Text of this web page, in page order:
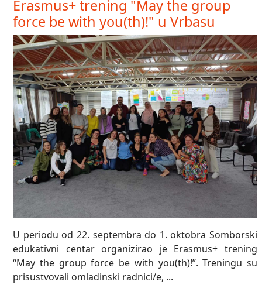
Erasmus+ trening "May the group
force be with you(th)!" u Vrbasu
U periodu od 22. septembra do 1. oktobra Somborski
edukativni centar organizirao je Erasmus+ trening
“May the group force be with you(th)!”. Treningu su
prisustvovali omladinski radnici/e, ...